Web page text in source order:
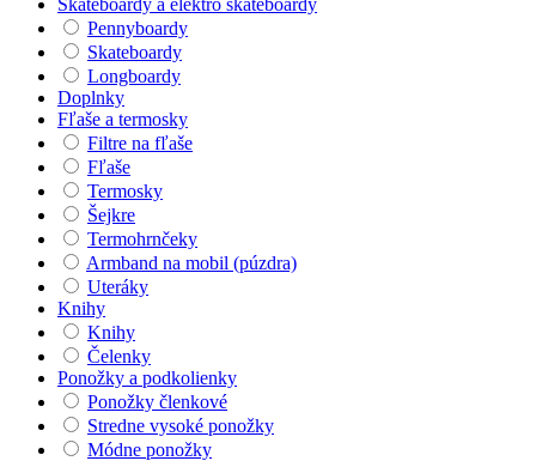
Skateboardy a elektro skateboardy
Pennyboardy
Skateboardy
Longboardy
Doplnky
Fľaše a termosky
Filtre na fľaše
Fľaše
Termosky
Šejkre
Termohrnčeky
Armband na mobil (púzdra)
Uteráky
Knihy
Knihy
Čelenky
Ponožky a podkolienky
Ponožky členkové
Stredne vysoké ponožky
Módne ponožky